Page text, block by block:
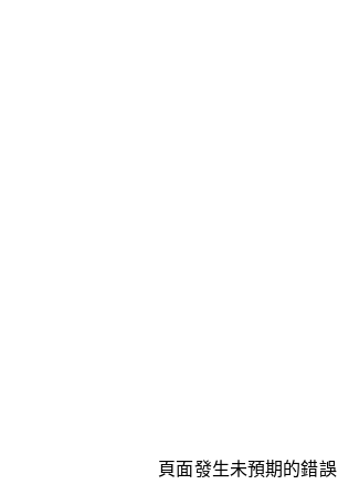
頁面發生未預期的錯誤